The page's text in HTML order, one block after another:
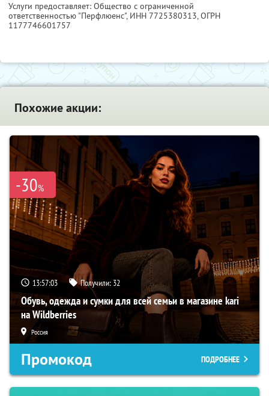
Услуги предоставляет: Общество с ограниченной
ответственностью "Перфлюенс", ИНН 7725380313, ОГРН
1177746601757
Похожие акции:
-30%
13:57:03 Получили: 32
Обувь, одежда и сумки для всей семьи в магазине kari
на Wildberries
Россия
Промокод ПОДРОБНЕЕ